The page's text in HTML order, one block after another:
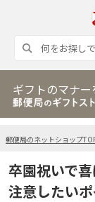
ギフトのマナー
郵便局のネットショップ
卒園祝いで
注意したい